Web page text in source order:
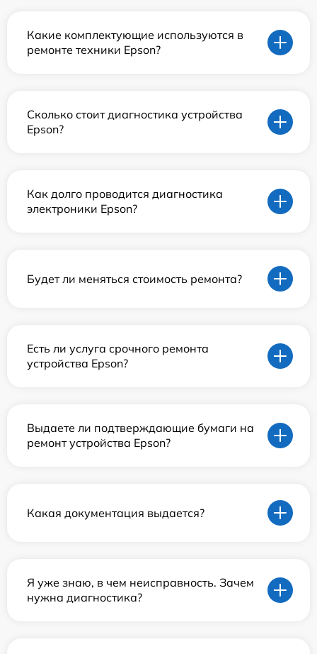
Какие комплектующие используются в
ремонте техники Epson?
Сколько стоит диагностика устройства
Epson?
Как долго проводится диагностика
электроники Epson?
Будет ли меняться стоимость ремонта?
Есть ли услуга срочного ремонта
устройства Epson?
Выдаете ли подтверждающие бумаги на
ремонт устройства Epson?
Какая документация выдается?
Я уже знаю, в чем неисправность. Зачем
нужна диагностика?